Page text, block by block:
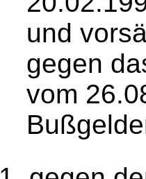
und
gegen
vom